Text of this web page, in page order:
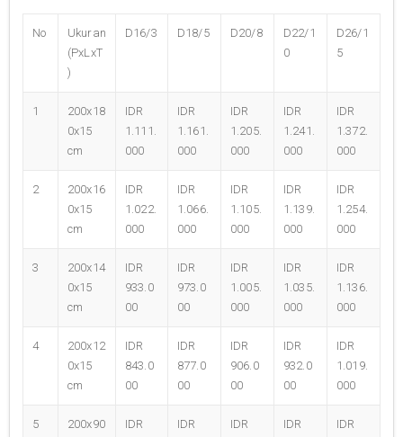
No
Ukuran
(PxLxT
)
D16/3 D18/5 D20/8
D22/1
0
D26/1
5
1
200x18
0x15
cm
IDR
1.111.
000
IDR
1.161.
000
IDR
1.205.
000
IDR
1.241.
000
IDR
1.372.
000
2
200x16
0x15
cm
IDR
1.022.
000
IDR
1.066.
000
IDR
1.105.
000
IDR
1.139.
000
IDR
1.254.
000
3
200x14
0x15
cm
IDR
933.0
00
IDR
973.0
00
IDR
1.005.
000
IDR
1.035.
000
IDR
1.136.
000
4
200x12
0x15
cm
IDR
843.0
00
IDR
877.0
00
IDR
906.0
00
IDR
932.0
00
IDR
1.019.
000
5 200x90 IDR IDR IDR IDR IDR